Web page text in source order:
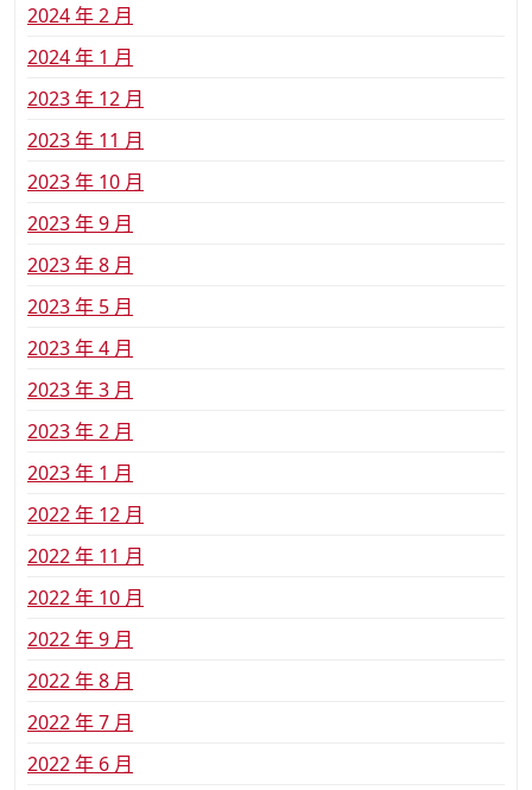
2024 年 2 月
2024 年 1 月
2023 年 12 月
2023 年 11 月
2023 年 10 月
2023 年 9 月
2023 年 8 月
2023 年 5 月
2023 年 4 月
2023 年 3 月
2023 年 2 月
2023 年 1 月
2022 年 12 月
2022 年 11 月
2022 年 10 月
2022 年 9 月
2022 年 8 月
2022 年 7 月
2022 年 6 月